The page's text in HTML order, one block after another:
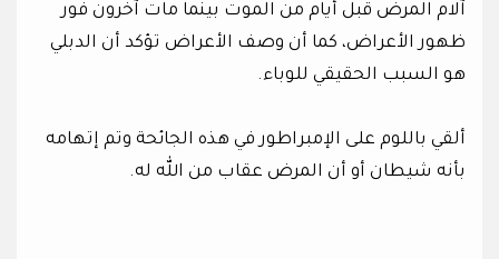
آلام المرض قبل أيام من الموت بينما مات آخرون فور
ظهور الأعراض، كما أن وصف الأعراض تؤكد أن الدبلي
هو السبب الحقيقي للوباء.
ألقي باللوم على الإمبراطور في هذه الجائحة وتم إتهامه
بأنه شيطان أو أن المرض عقاب من الله له.